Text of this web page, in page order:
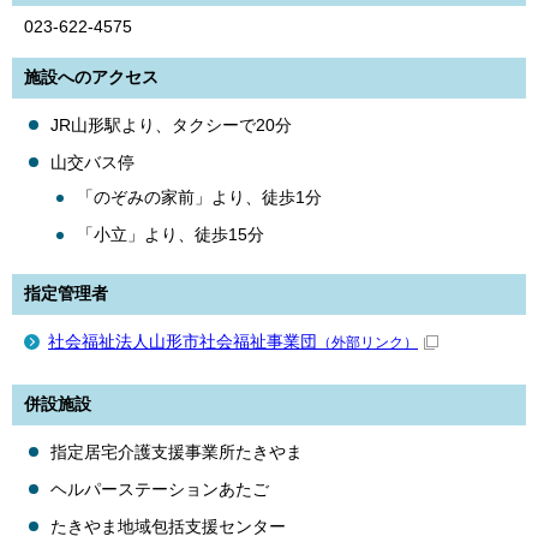
023-622-4575
施設へのアクセス
JR山形駅より、タクシーで20分
山交バス停
「のぞみの家前」より、徒歩1分
「小立」より、徒歩15分
指定管理者
社会福祉法人山形市社会福祉事業団 （外部リンク）
併設施設
指定居宅介護支援事業所たきやま
ヘルパーステーションあたご
たきやま地域包括支援センター